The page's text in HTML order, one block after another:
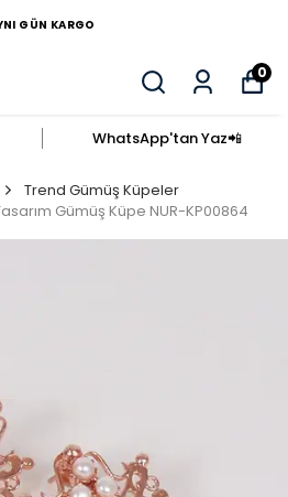
GÜN KARGO
0
WhatsApp'tan Yaz​📲​
Trend Gümüş Küpeler
Gümüş Küpe NUR-KP00864